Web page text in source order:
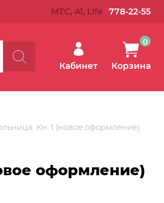
МТС, A1, Life 778-22-55
Кабинет Корзина
0
Кн. 1 (новое оформление)
оформление)